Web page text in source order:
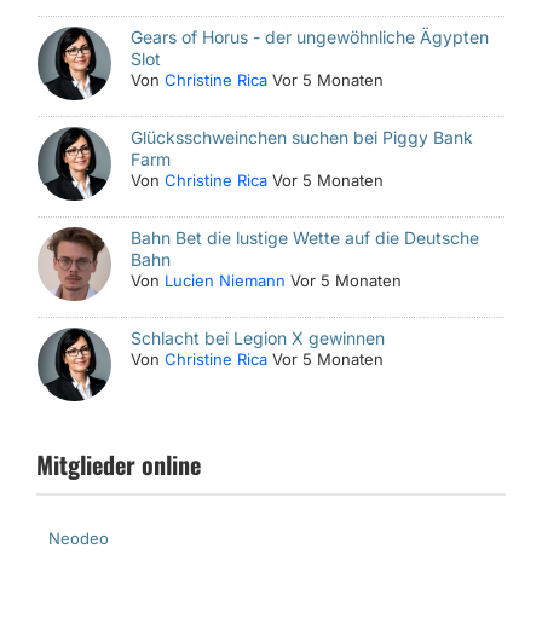
Gears of Horus - der ungewöhnliche Ägypten
Slot
VonChristine Rica Vor 5 Monaten
Glücksschweinchen suchen bei Piggy Bank
Farm
VonChristine Rica Vor 5 Monaten
Bahn Bet die lustige Wette auf die Deutsche
Bahn
Von Lucien Niemann Vor 5 Monaten
Schlacht bei Legion X gewinnen
VonChristine Rica Vor 5 Monaten
Mitglieder online
Neodeo